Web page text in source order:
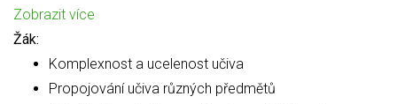
Zobrazit více
Žák:
Komplexnost a ucelenost učiva
Propojování učiva různých předmětů